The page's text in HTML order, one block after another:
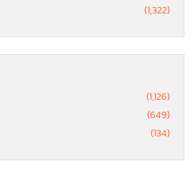
(1,322)
(1,126)
(649)
(134)